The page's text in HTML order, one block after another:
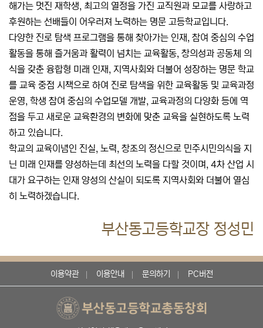
해가는 멋진 재학생, 최고의 열정을 가진 교직원과 모교를 사랑하고
후원하는 선배들이 어우러져 노력하는 명문 고등학교입니다.
다양한 진로 탐색 프로그램을 통해 찾아가는 인재, 참여 중심의 수업
활동을 통해 즐거움과 활력이 넘치는 교육활동, 창의성과 공동체 의
식을 갖춘 융합형 미래 인재, 지역사회와 더불어 성장하는 명문 학교
를 교육 중점 시책으로 하여 진로 탐색을 위한 교육활동 및 교육과정
운영, 학생 참여 중심의 수업모델 개발, 교육과정의 다양화 등에 역
점을 두고 새로운 교육환경의 변화에 맞춘 교육을 실현하도록 노력
하고 있습니다.
학교의 교육이념인 진실, 노력, 창조의 정신으로 민주시민의식을 지
닌 미래 인재를 양성하는데 최선의 노력을 다할 것이며, 4차 산업 시
대가 요구하는 인재 양성의 산실이 되도록 지역사회와 더불어 열심
히 노력하겠습니다.
부산동고등학교장 정성민
이용약관 이용안내 문의하기 PC버전